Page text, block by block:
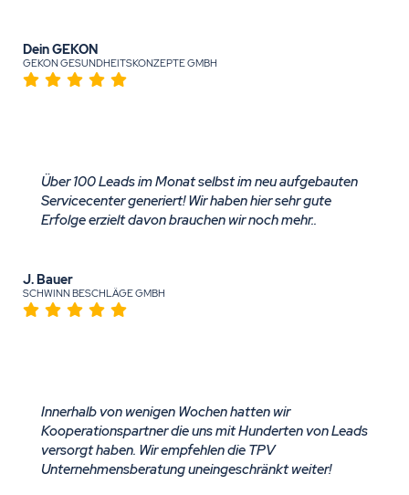
Dein GEKON
GEKON GESUNDHEITSKONZEPTE GMBH
Über 100 Leads im Monat selbst im neu aufgebauten
Servicecenter generiert! Wir haben hier sehr gute
Erfolge erzielt davon brauchen wir noch mehr..
J. Bauer
SCHWINN BESCHLÄGE GMBH
Innerhalb von wenigen Wochen hatten wir
Kooperationspartner die uns mit Hunderten von Leads
versorgt haben. Wir empfehlen die TPV
Unternehmensberatung uneingeschränkt weiter!